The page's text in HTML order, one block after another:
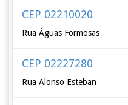
CEP 02210020
Rua Águas Formosas
CEP 02227280
Rua Alonso Esteban